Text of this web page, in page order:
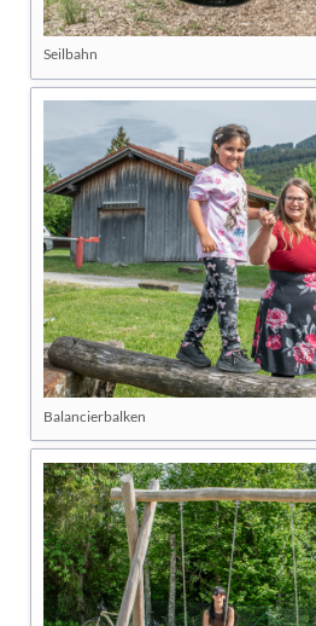
Seilbahn
Balancierbalken